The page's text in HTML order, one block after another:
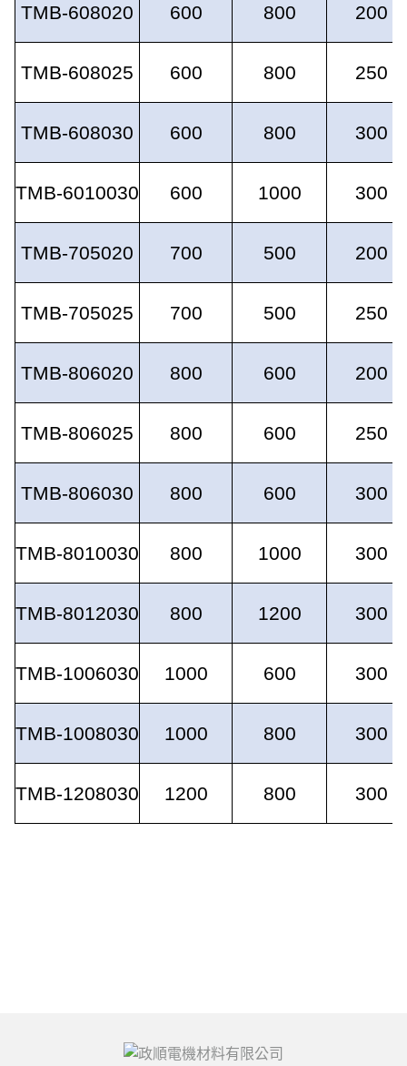
TMB-608020 600 800 200
TMB-608025 600 800 250
TMB-608030 600 800 300
TMB-6010030 600 1000 300
TMB-705020 700 500 200
TMB-705025 700 500 250
TMB-806020 800 600 200
TMB-806025 800 600 250
TMB-806030 800 600 300
TMB-8010030 800 1000 300
TMB-8012030 800 1200 300
TMB-1006030 1000 600 300
TMB-1008030 1000 800 300
TMB-1208030 1200 800 300